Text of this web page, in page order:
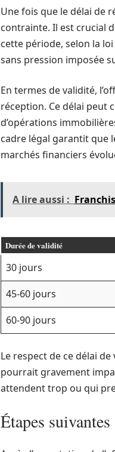
Une fois que le délai de
contrainte. Il est crucial
cette période, selon la
sans pression imposée
En termes de validité,
réception. Ce délai peut
d’opérations
cadre légal garantit que
marchés financiers
A lire aussi :
Durée de validité
30 jours
45-60 jours
60-90 jours
Le respect de ce délai de
pourrait gravement
attendent trop ou qui
Étapes